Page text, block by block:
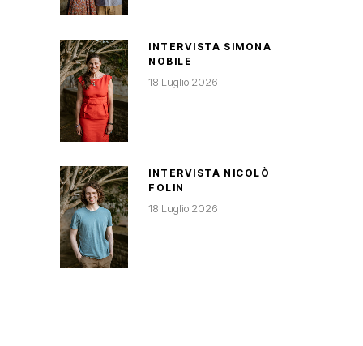
INTERVISTA SIMONA
NOBILE
18 Luglio 2026
INTERVISTA NICOLÒ
FOLIN
18 Luglio 2026